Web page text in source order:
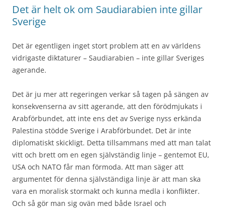
Det är helt ok om Saudiarabien inte gillar
Sverige
Det är egentligen inget stort problem att en av världens
vidrigaste diktaturer – Saudiarabien – inte gillar Sveriges
agerande.
Det är ju mer att regeringen verkar så tagen på sängen av
konsekvenserna av sitt agerande, att den förödmjukats i
Arabförbundet, att inte ens det av Sverige nyss erkända
Palestina stödde Sverige i Arabförbundet. Det är inte
diplomatiskt skickligt. Detta tillsammans med att man talat
vitt och brett om en egen självständig linje – gentemot EU,
USA och NATO får man förmoda. Att man säger att
argumentet för denna självständiga linje är att man ska
vara en moralisk stormakt och kunna medla i konflikter.
Och så gör man sig ovän med både Israel och